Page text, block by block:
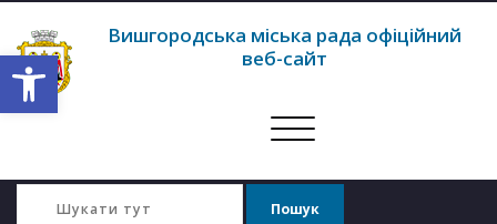
Відкрити Панель інструментів
Вишгородська міська рада офіційний
веб-сайт
Перемкнути